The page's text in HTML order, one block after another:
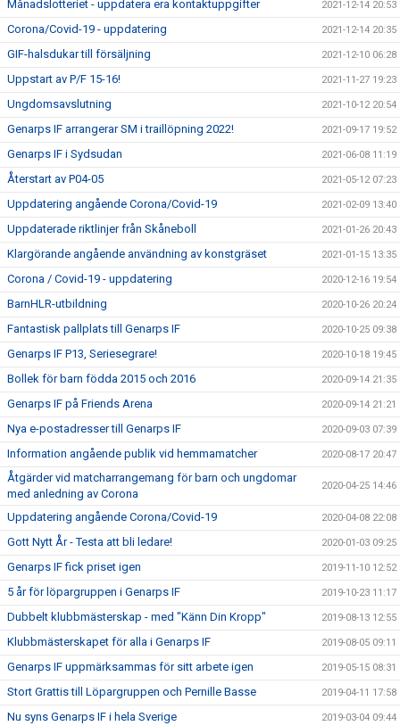
Månadslotteriet - uppdatera era kontaktuppgifter 2021-12-14 20:53
Corona/Covid-19 - uppdatering 2021-12-14 20:35
GIF-halsdukar till försäljning 2021-12-10 06:28
Uppstart av P/F 15-16! 2021-11-27 19:23
Ungdomsavslutning 2021-10-12 20:54
Genarps IF arrangerar SM i traillöpning 2022! 2021-09-17 19:52
Genarps IF i Sydsudan 2021-06-08 11:19
Återstart av P04-05 2021-05-12 07:23
Uppdatering angående Corona/Covid-19 2021-02-09 13:40
Uppdaterade riktlinjer från Skåneboll 2021-01-26 20:43
Klargörande angående användning av konstgräset 2021-01-15 13:35
Corona / Covid-19 - uppdatering 2020-12-16 19:54
BarnHLR-utbildning 2020-10-26 20:24
Fantastisk pallplats till Genarps IF 2020-10-25 09:38
Genarps IF P13, Seriesegrare! 2020-10-18 19:45
Bollek för barn födda 2015 och 2016 2020-09-14 21:35
Genarps IF på Friends Arena 2020-09-14 21:21
Nya e-postadresser till Genarps IF 2020-09-03 07:39
Information angående publik vid hemmamatcher 2020-08-17 20:47
Åtgärder vid matcharrangemang för barn och ungdomar
med anledning av Corona
2020-04-25 14:46
Uppdatering angående Corona/Covid-19 2020-04-08 22:08
Gott Nytt År - Testa att bli ledare! 2020-01-03 09:25
Genarps IF fick priset igen 2019-11-10 12:52
5 år för löpargruppen i Genarps IF 2019-10-23 11:17
Dubbelt klubbmästerskap - med "Känn Din Kropp" 2019-08-13 12:55
Klubbmästerskapet för alla i Genarps IF 2019-08-05 09:11
Genarps IF uppmärksammas för sitt arbete igen 2019-05-15 08:31
Stort Grattis till Löpargruppen och Pernille Basse 2019-04-11 17:58
Nu syns Genarps IF i hela Sverige 2019-03-04 09:44